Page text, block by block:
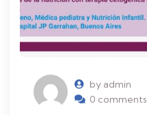
by admin
0 comments